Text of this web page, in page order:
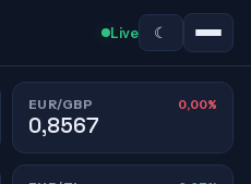
Live ☾
EUR/GBP 0,00%
0,8567